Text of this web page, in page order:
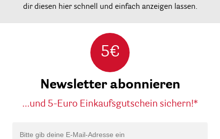
dir diesen hier schnell und einfach anzeigen lassen.
5€
Newsletter abonnieren
...und 5-Euro Einkaufsgutschein sichern!*